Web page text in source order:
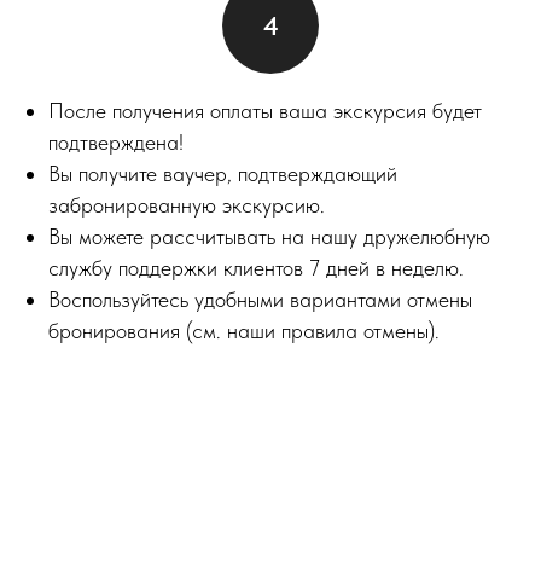
После получения оплаты ваша экскурсия будет
подтверждена!
Вы получите ваучер, подтверждающий
забронированную экскурсию.
Вы можете рассчитывать на нашу дружелюбную
службу поддержки клиентов 7 дней в неделю.
Воспользуйтесь удобными вариантами отмены
бронирования (см. наши правила отмены).